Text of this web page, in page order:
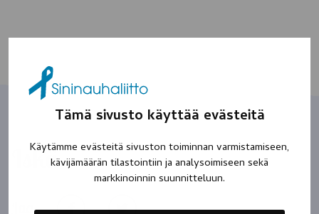
Tämä sivusto käyttää evästeitä
Käytämme evästeitä sivuston toiminnan varmistamiseen,
kävijämäärän tilastointiin ja analysoimiseen sekä
markkinoinnin suunnitteluun.
Iskä